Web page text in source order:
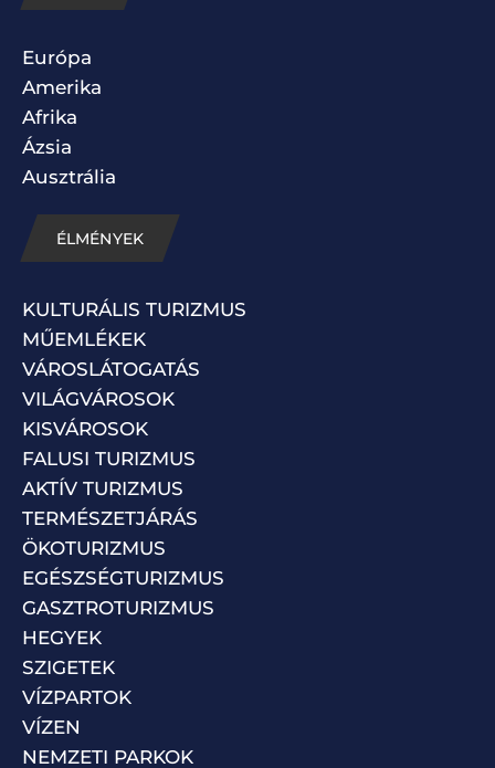
Európa
Amerika
Afrika
Ázsia
Ausztrália
ÉLMÉNYEK
KULTURÁLIS TURIZMUS
MŰEMLÉKEK
VÁROSLÁTOGATÁS
VILÁGVÁROSOK
KISVÁROSOK
FALUSI TURIZMUS
AKTÍV TURIZMUS
TERMÉSZETJÁRÁS
ÖKOTURIZMUS
EGÉSZSÉGTURIZMUS
GASZTROTURIZMUS
HEGYEK
SZIGETEK
VÍZPARTOK
VÍZEN
NEMZETI PARKOK